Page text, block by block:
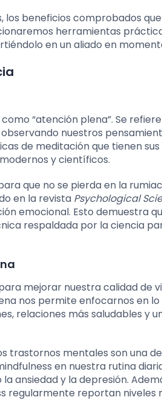
beneficios comprobados
herramientas
en un aliado en
“atención plena”. Se
nuestros
de meditación que tienen
y científicos.
que no se pierda en la
en la revista Psychological
emocional. Esto demuestra
respaldada por la ciencia
mejorar nuestra calidad de
nos permite enfocarnos en
relaciones más saludables y
trastornos mentales son una
en nuestra rutina
y la depresión.
regularmente reportan niveles